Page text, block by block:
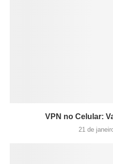
VPN no Celular:
21 de